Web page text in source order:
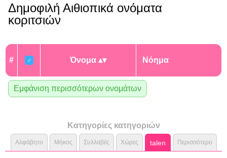
Δημοφιλή Αιθιοπικά ονόματα
κοριτσιών
# ♂ Όνομα Νόημα
Εμφάνιση περισσότερων ονομάτων
Κατηγορίες κατηγοριών
Αλφάβητο Μήκος Συλλαβές Χώρες talen Περισσότερο